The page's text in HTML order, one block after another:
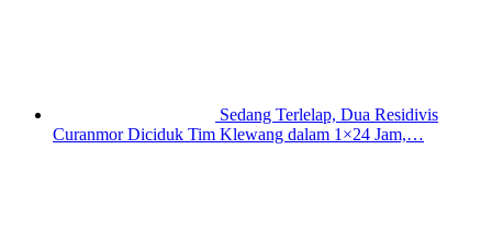
Sedang Terlelap, Dua Residivis
Curanmor Diciduk Tim Klewang dalam 1×24 Jam,…